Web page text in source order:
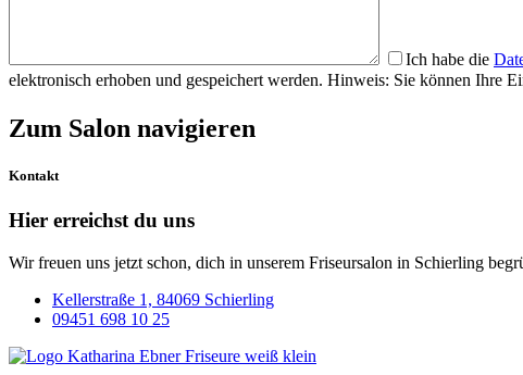
Ich habe die
elektronisch erhoben und gespeichert werden. Hinweis: Sie können
Zum Salon navigieren
Kontakt
Hier erreichst du uns
Wir freuen uns jetzt schon, dich in unserem Friseursalon in Schierling
Kellerstraße 1, 84069 Schierling
09451 698 10 25